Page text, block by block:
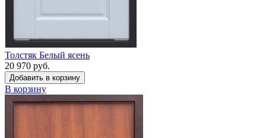
Толстяк Белый ясень
20 970 руб.
Добавить в корзину
В корзину